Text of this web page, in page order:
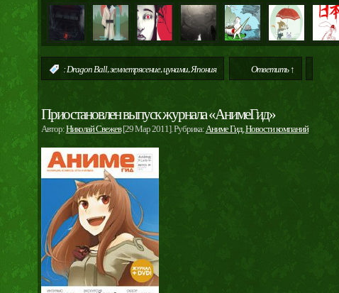
:Dragon Ball,землетрясение,цунами,Япония Ответить ↑
Приостановлен выпуск журнала «АнимеГид»
Автор:Николай Свежев[29 Мар 2011]. Рубрика:Аниме Гид,Новости компаний